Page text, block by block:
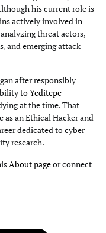
his current role is
actively involved in
threat actors,
and emerging attack
after responsibly
toYeditepe
at the time. That
an Ethical Hacker and
dedicated to cyber
research.
About pageor connect